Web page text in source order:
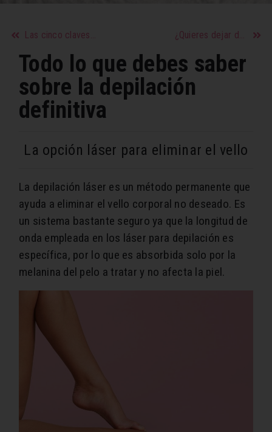
Las cinco claves para tener mejor sexo, según la ciencia ¿Quieres dejar de fumar? acá te contamos como lo puedes lograr
Todo lo que debes saber
sobre la depilación
definitiva
La opción láser para eliminar el vello
La depilación láser es un método permanente que
ayuda a eliminar el vello corporal no deseado. Es
un sistema bastante seguro ya que la longitud de
onda empleada en los láser para depilación es
específica, por lo que es absorbida solo por la
melanina del pelo a tratar y no afecta la piel.